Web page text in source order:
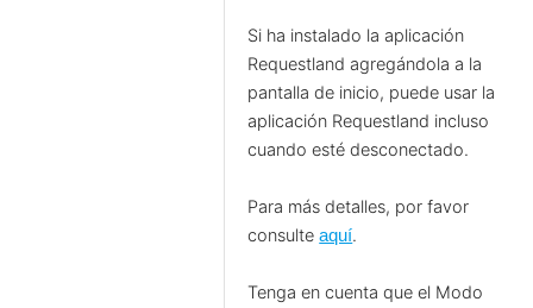
Si ha instalado la aplicación
Requestland agregándola a la
pantalla de inicio, puede usar la
aplicación Requestland incluso
cuando esté desconectado.
Para más detalles, por favor
consulteaquí.
Tenga en cuenta que el Modo